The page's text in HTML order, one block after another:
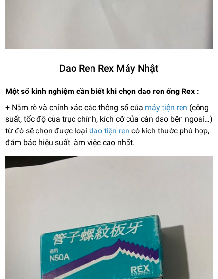
Dao Ren Rex Máy Nhật
Một số kinh nghiệm cần biết khi chọn dao ren ống Rex :
+ Nắm rõ và chính xác các thông số của máy tiện ren (công
suất, tốc độ của trục chính, kích cỡ của cán dao bên ngoài…)
từ đó sẽ chọn được loại dao tiện ren có kích thước phù hợp,
đảm bảo hiệu suất làm việc cao nhất.